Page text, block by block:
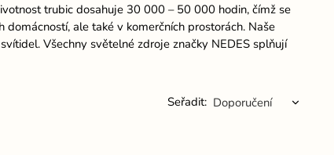
trubic dosahuje 30 000 – 50 000 hodin, čímž se
ale také v komerčních prostorách. Naše
Všechny světelné zdroje značky NEDES splňují
Seřadit: